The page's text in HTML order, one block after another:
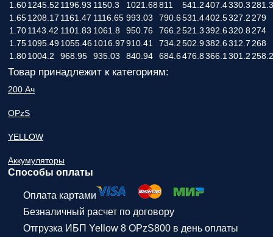
1.601245.52 1196.93 1150.3 1021.68811 541.2407.4330.3 281.3
1.651208.17 1161.47 1116.65 993.03 790.6531.4402.5327.2 279
1.701143.42 1101.83 1061.8 950.76 766.2521.3392.6320.8 274
1.751095.491055.461016.97910.41 734.2502.9382.6312.7 268
1.801004.2 968.95 935.03 840.94 684.6476.8366.1 301.2 258.2
Товар принадлежит к категориям:
200 Ач
OPzS
YELLOW
Аккумуляторы
Способы оплаты
Оплата картами
Безналичный расчет по договору
Отгрузка ИБП Yellow 8 OPzS800 в день оплаты